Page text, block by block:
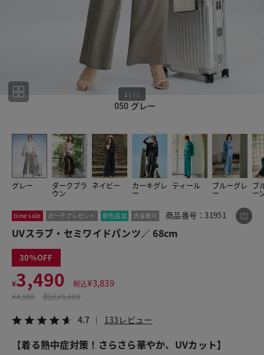
050 グレー
1 | 52
グレー ダークブラ
ウン
ネイビー カーキグレ
ー
ティール ブルーグレ
ー
ブ
ー
1
time sale ポーチプレゼント 新色追加 洗濯機可 商品番号：31951
UVスラブ・セミワイドパンツ／ 68cm
30
¥3,490 税込¥3,839
¥4,990 税込¥5,489
4.7 133レビュー
【着る熱中症対策！さらさら華やか、UVカット】
この商品をシェアする
LINE X メール